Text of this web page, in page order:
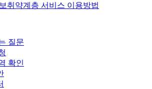
취약계층 서비스 이용방법
질문
확인